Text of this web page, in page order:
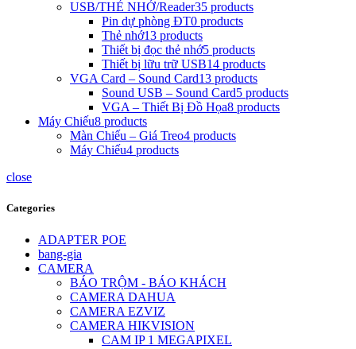
USB/THẺ NHỚ/Reader35 products
Pin dự phòng ĐT0 products
Thẻ nhớ13 products
Thiết bị đọc thẻ nhớ5 products
Thiết bị lữu trữ USB14 products
VGA Card – Sound Card13 products
Sound USB – Sound Card5 products
VGA – Thiết Bị Đồ Họa8 products
Máy Chiếu8 products
Màn Chiếu – Giá Treo4 products
Máy Chiếu4 products
close
Categories
ADAPTER POE
bang-gia
CAMERA
BÁO TRỘM - BÁO KHÁCH
CAMERA DAHUA
CAMERA EZVIZ
CAMERA HIKVISION
CAM IP 1 MEGAPIXEL